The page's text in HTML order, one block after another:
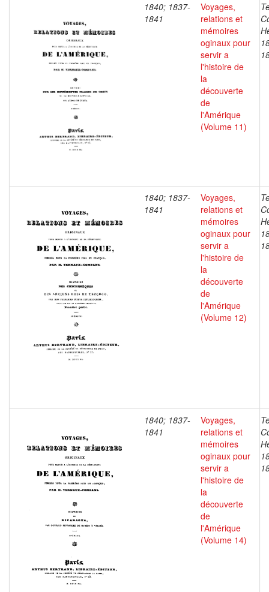
1840; 1837-
1841
Voyages,
relations et
mémoires
oginaux pour
servir a
l'histoire de
la
découverte
de
l'Amérique
(Volume 11)
1840; 1837-
1841
Voyages,
relations et
mémoires
oginaux pour
servir a
l'histoire de
la
découverte
de
l'Amérique
(Volume 12)
1840; 1837-
1841
Voyages,
relations et
mémoires
oginaux pour
servir a
l'histoire de
la
découverte
de
l'Amérique
(Volume 14)